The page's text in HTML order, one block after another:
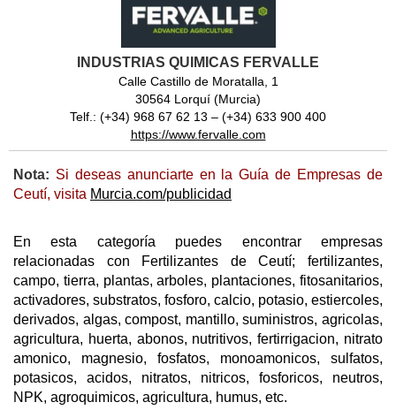
INDUSTRIAS QUIMICAS FERVALLE
Calle Castillo de Moratalla, 1
30564 Lorquí (Murcia)
Telf.: (+34) 968 67 62 13 – (+34) 633 900 400
https://www.fervalle.com
Nota: Si deseas anunciarte en la Guía de Empresas de
Ceutí, visita Murcia.com/publicidad
En esta categoría puedes encontrar empresas
relacionadas con Fertilizantes de Ceutí; fertilizantes,
campo, tierra, plantas, arboles, plantaciones, fitosanitarios,
activadores, substratos, fosforo, calcio, potasio, estiercoles,
derivados, algas, compost, mantillo, suministros, agricolas,
agricultura, huerta, abonos, nutritivos, fertirrigacion, nitrato
amonico, magnesio, fosfatos, monoamonicos, sulfatos,
potasicos, acidos, nitratos, nitricos, fosforicos, neutros,
NPK, agroquimicos, agricultura, humus, etc.